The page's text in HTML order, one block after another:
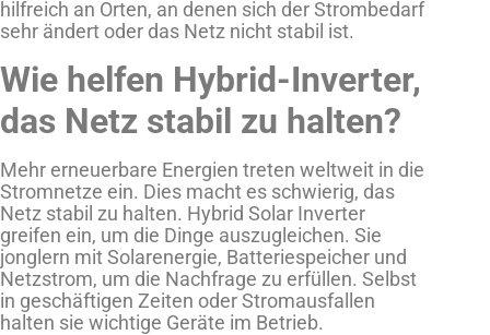
hilfreich an Orten, an denen sich der Strombedarf
sehr ändert oder das Netz nicht stabil ist.
Wie helfen Hybrid-Inverter,
das Netz stabil zu halten?
Mehr erneuerbare Energien treten weltweit in die
Stromnetze ein. Dies macht es schwierig, das
Netz stabil zu halten. Hybrid Solar Inverter
greifen ein, um die Dinge auszugleichen. Sie
jonglern mit Solarenergie, Batteriespeicher und
Netzstrom, um die Nachfrage zu erfüllen. Selbst
in geschäftigen Zeiten oder Stromausfallen
halten sie wichtige Geräte im Betrieb.